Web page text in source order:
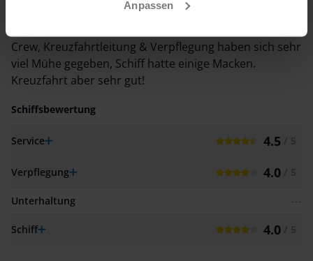
Anpassen
Komfort-Schiffe Nil
Crew, Kreuzfahrtleitung & Verpflegung haben sich sehr
viel Mühe gegeben, Schiff hatte einige Macken.
Kreuzfahrt aber sehr gut!
Schiffsbewertung
Service 4.5
Verpflegung 4.0
Unterhaltung ---
Schiff 4.0